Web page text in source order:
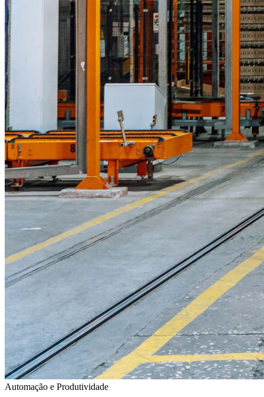
Automação e Produtividade